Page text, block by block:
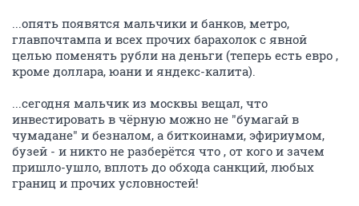
...опять появятся мальчики и банков, метро,
главпочтампа и всех прочих барахолок с явной
целью поменять рубли на деньги (теперь есть евро ,
кроме доллара, юани и яндекс-калита).
...сегодня мальчик из москвы вещал, что
инвестировать в чёрную можно не "бумагай в
чумадане" и безналом, а биткоинами, эфириумом,
бузей - и никто не разберётся что , от кого и зачем
пришло-ушло, вплоть до обхода санкций, любых
границ и прочих условностей!